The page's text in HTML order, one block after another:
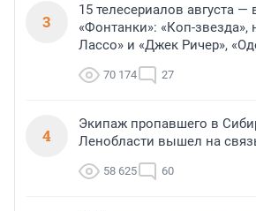
3
15 телесериалов августа —
«Фонтанки»: «Коп-звезда»,
Лассо» и «Джек Ричер»,
70 174 27
4
Экипаж пропавшего в
Ленобласти вышел на
58 625 60